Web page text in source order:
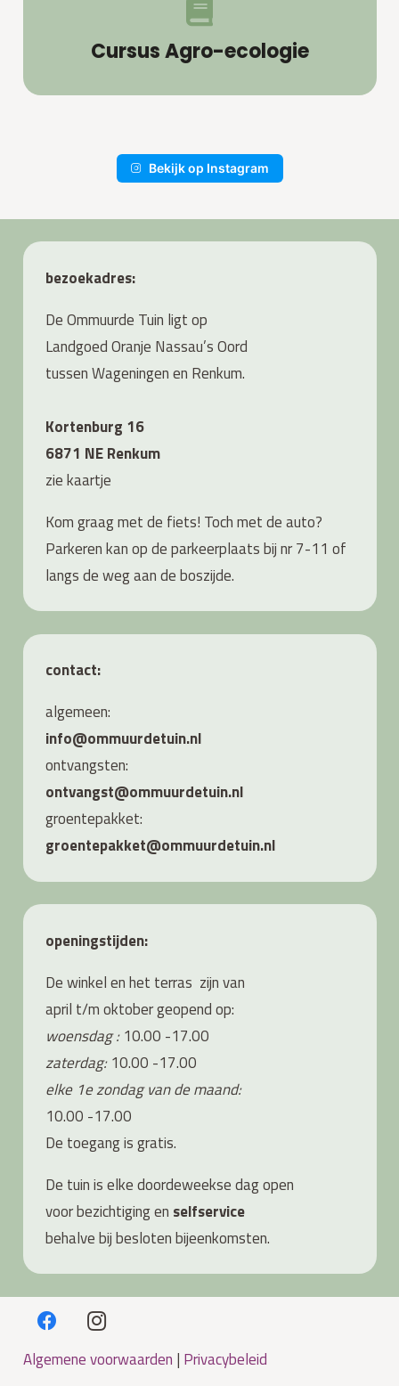
Cursus Agro-ecologie
Bekijk op Instagram
bezoekadres:
De Ommuurde Tuin ligt op
Landgoed Oranje Nassau’s Oord
tussen Wageningen en Renkum.
Kortenburg 16
6871 NE Renkum
ziekaartje
Kom graag met de fiets! Toch met de auto?
Parkeren kan op de parkeerplaats bij nr 7-11 of
langs de weg aan de boszijde.
contact:
algemeen:
info@ommuurdetuin.nl
ontvangsten:
ontvangst@ommuurdetuin.nl
groentepakket:
groentepakket@ommuurdetuin.nl
openingstijden:
De winkel en het terras zijn van
april t/m oktober geopend op:
woensdag :10.00 -17.00
zaterdag: 10.00 -17.00
elke 1e zondag van de maand:
10.00 -17.00
De toegang is gratis.
De tuin is elke doordeweekse dag open
voor bezichtiging en selfservice
behalve bij besloten bijeenkomsten.
Algemene voorwaarden | Privacybeleid